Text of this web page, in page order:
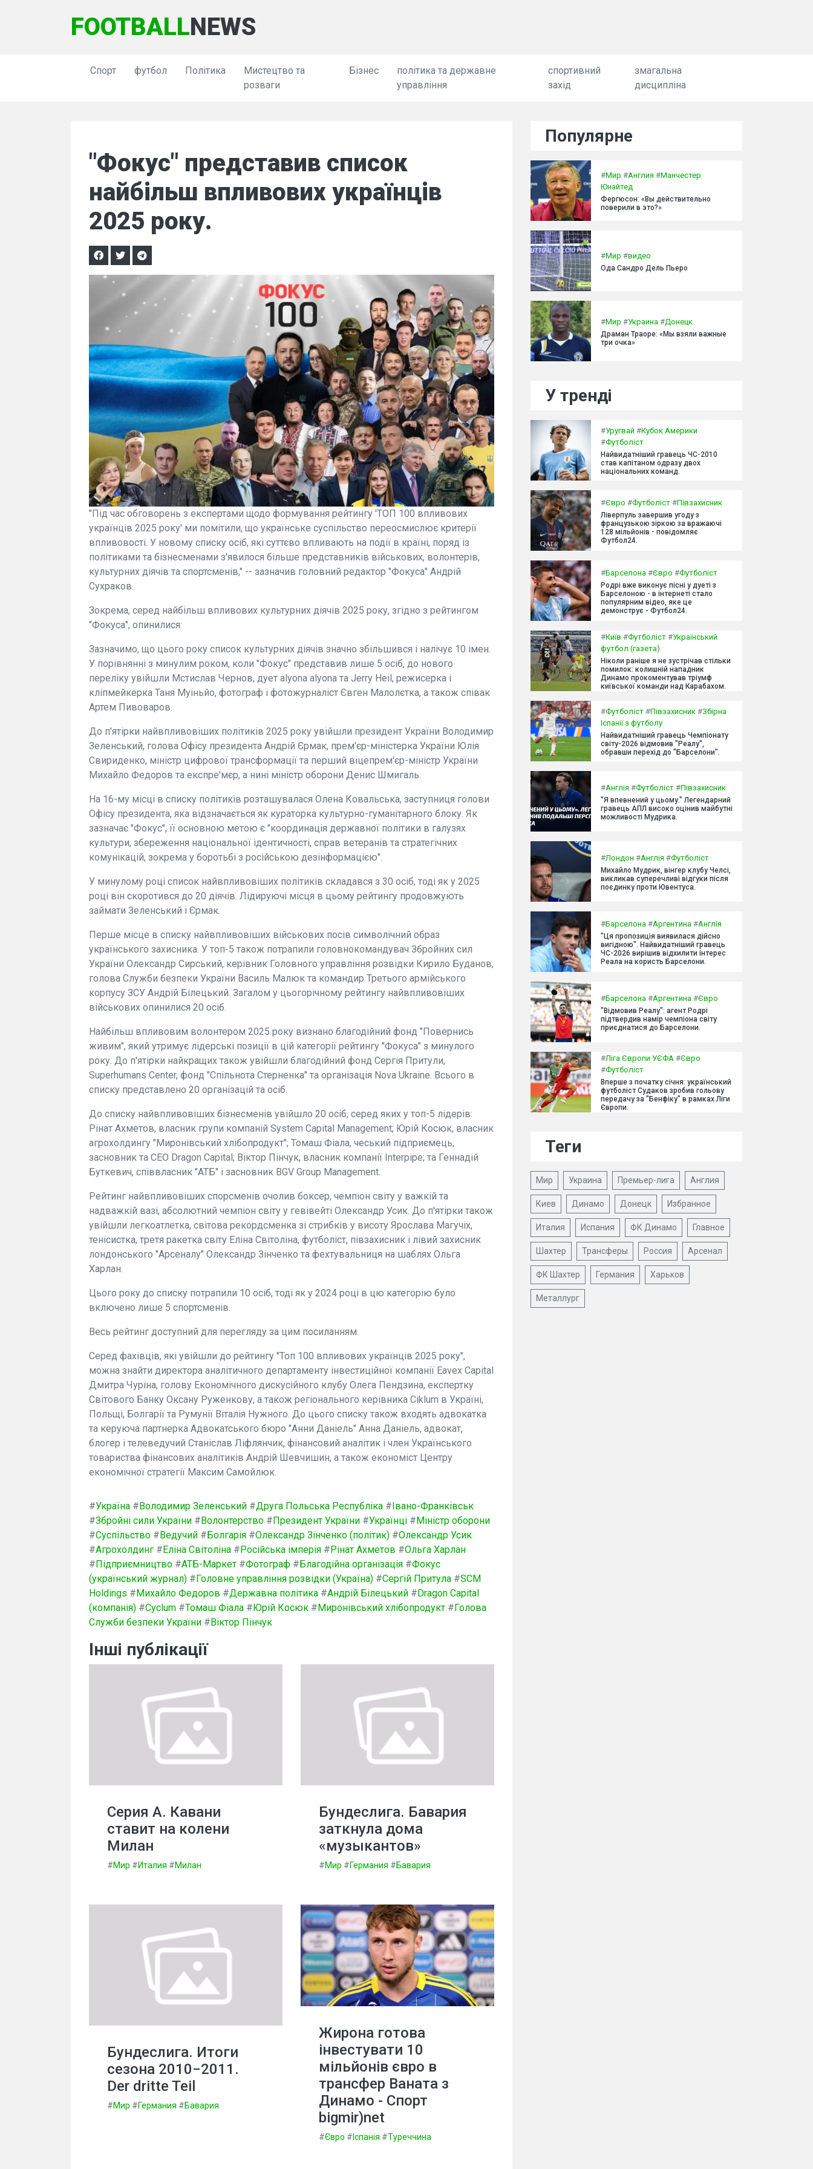
FOOTBALLNEWS
Спорт футбол Політика
Мистецтво та
розваги
Бізнес
політика та державне
управління
спортивний
захід
змагальна
дисципліна
"Фокус" представив список
найбільш впливових українців
2025 року.
"Під час обговорень з експертами щодо формування рейтингу 'ТОП 100 впливових
українців 2025 року' ми помітили, що українське суспільство переосмислює критерії
впливовості. У новому списку осіб, які суттєво впливають на події в країні, поряд із
політиками та бізнесменами з'явилося більше представників військових, волонтерів,
культурних діячів та спортсменів," -- зазначив головний редактор "Фокуса" Андрій
Сухраков.
Зокрема, серед найбільш впливових культурних діячів 2025 року, згідно з рейтингом
"Фокуса", опинилися:
Зазначимо, що цього року список культурних діячів значно збільшився і налічує 10 імен.
У порівнянні з минулим роком, коли "Фокус" представив лише 5 осіб, до нового
переліку увійшли Мстислав Чернов, дует alyona alyona та Jerry Heil, режисерка і
кліпмейкерка Таня Муіньйо, фотограф і фотожурналіст Євген Малолєтка, а також співак
Артем Пивоваров.
До п'ятірки найвпливовіших політиків 2025 року увійшли президент України Володимир
Зеленський, голова Офісу президента Андрій Єрмак, прем'єр-міністерка України Юлія
Свириденко, міністр цифрової трансформації та перший віцепрем'єр-міністр України
Михайло Федоров та експре'мєр, а нині міністр оборони Денис Шмигаль.
На 16-му місці в списку політиків розташувалася Олена Ковальська, заступниця голови
Офісу президента, яка відзначається як кураторка культурно-гуманітарного блоку. Як
зазначає "Фокус", її основною метою є "координація державної політики в галузях
культури, збереження національної ідентичності, справ ветеранів та стратегічних
комунікацій, зокрема у боротьбі з російською дезінформацією".
У минулому році список найвпливовіших політиків складався з 30 осіб, тоді як у 2025
році він скоротився до 20 діячів. Лідируючі місця в цьому рейтингу продовжують
займати Зеленський і Єрмак.
Перше місце в списку найвпливовіших військових посів символічний образ
українського захисника. У топ-5 також потрапили головнокомандувач Збройних сил
України Олександр Сирський, керівник Головного управління розвідки Кирило Буданов,
голова Служби безпеки України Василь Малюк та командир Третього армійського
корпусу ЗСУ Андрій Білецький. Загалом у цьогорічному рейтингу найвпливовіших
військових опинилися 20 осіб.
Найбільш впливовим волонтером 2025 року визнано благодійний фонд "Повернись
живим", який утримує лідерські позиції в цій категорії рейтингу "Фокуса" з минулого
року. До п'ятірки найкращих також увійшли благодійний фонд Сергія Притули,
Superhumans Center, фонд "Спільнота Стерненка" та організація Nova Ukraine. Всього в
списку представлено 20 організацій та осіб.
До списку найвпливовіших бізнесменів увійшло 20 осіб, серед яких у топ-5 лідерів:
Рінат Ахметов, власник групи компаній System Capital Management; Юрій Косюк, власник
агрохолдингу "Миронівський хлібопродукт"; Томаш Фіала, чеський підприємець,
засновник та CEO Dragon Capital; Віктор Пінчук, власник компанії Interpipe; та Геннадій
Буткевич, співвласник "АТБ" і засновник BGV Group Management.
Рейтинг найвпливовіших спорсменів очолив боксер, чемпіон світу у важкій та
надважкій вазі, абсолютний чемпіон світу у гевівейті Олександр Усик. До п'ятірки також
увійшли легкоатлетка, світова рекордсменка зі стрибків у висоту Ярослава Магучіх,
тенісистка, третя ракетка світу Еліна Світоліна, футболіст, півзахисник і лівий захисник
лондонського "Арсеналу" Олександр Зінченко та фехтувальниця на шаблях Ольга
Харлан.
Цього року до списку потрапили 10 осіб, тоді як у 2024 році в цю категорію було
включено лише 5 спортсменів.
Весь рейтинг доступний для перегляду за цим посиланням.
Серед фахівців, які увійшли до рейтингу "Топ 100 впливових українців 2025 року",
можна знайти директора аналітичного департаменту інвестиційної компанії Eavex Capital
Дмитра Чуріна, голову Економічного дискусійного клубу Олега Пендзина, експертку
Світового Банку Оксану Руженкову, а також регіонального керівника Ciklum в Україні,
Польщі, Болгарії та Румунії Віталія Нужного. До цього списку також входять адвокатка
та керуюча партнерка Адвокатського бюро "Анни Даніель" Анна Даніель, адвокат,
блогер і телеведучий Станіслав Ліфлянчик, фінансовий аналітик і член Українського
товариства фінансових аналітиків Андрій Шевчишин, а також економіст Центру
економічної стратегії Максим Самойлюк.
#Україна #Володимир Зеленський #Друга Польська Республіка #Івано-Франківськ
#Збройні сили України #Волонтерство #Президент України #Українці #Міністр оборони
#Суспільство #Ведучий #Болгарія #Олександр Зінченко (політик) #Олександр Усик
#Агрохолдинг #Еліна Світоліна #Російська імперія #Рінат Ахметов #Ольга Харлан
#Підприємництво #АТБ-Маркет #Фотограф #Благодійна організація #Фокус
(український журнал) #Головне управління розвідки (Україна) #Сергій Притула #SCM
Holdings #Михайло Федоров #Державна політика #Андрій Білецький #Dragon Capital
(компанія) #Cyclum #Томаш Фіала #Юрій Косюк #Миронівський хлібопродукт #Голова
Служби безпеки України #Віктор Пінчук
Інші публікації
Серия А. Кавани
ставит на колени
Милан
#Мир #Италия #Милан
Бундеслига. Бавария
заткнула дома
«музыкантов»
#Мир #Германия #Бавария
Бундеслига. Итоги
сезона 2010−2011.
Der dritte Teil
#Мир #Германия #Бавария
Жирона готова
інвестувати 10
мільйонів євро в
трансфер Ваната з
Динамо - Спорт
bigmir)net
#Євро # Іспанія #Туреччина
Популярне
#Мир #Англия #Манчестер
Юнайтед
Фергюсон: «Вы действительно
поверили в это?»
#Мир #видео
Ода Сандро Дель Пьеро
#Мир #Украина #Донецк
Драман Траоре: «Мы взяли важные
три очка»
У тренді
#Уругвай #Кубок Америки
#Футболіст
Найвидатніший гравець ЧС-2010
став капітаном одразу двох
національних команд.
#Євро #Футболіст #Півзахисник
Ліверпуль завершив угоду з
французькою зіркою за вражаючі
128 мільйонів - повідомляє
Футбол24.
#Барселона #Євро #Футболіст
Родрі вже виконує пісні у дуеті з
Барселоною - в інтернеті стало
популярним відео, яке це
демонструє - Футбол24.
#Київ #Футболіст #Український
футбол (газета)
Ніколи раніше я не зустрічав стільки
помилок: колишній нападник
Динамо прокоментував тріумф
київської команди над Карабахом.
#Футболіст #Півзахисник #Збірна
Іспанії з футболу
Найвидатніший гравець Чемпіонату
світу-2026 відмовив "Реалу",
обравши перехід до "Барселони".
#Англія #Футболіст #Півзахисник
"Я впевнений у цьому." Легендарний
гравець АПЛ високо оцінив майбутні
можливості Мудрика.
#Лондон #Англія #Футболіст
Михайло Мудрик, вінгер клубу Челсі,
викликав суперечливі відгуки після
поєдинку проти Ювентуса.
#Барселона #Аргентина #Англія
"Ця пропозиція виявилася дійсно
вигідною". Найвидатніший гравець
ЧС-2026 вирішив відхилити інтерес
Реала на користь Барселони.
#Барселона #Аргентина #Євро
"Відмовив Реалу": агент Родрі
підтвердив намір чемпіона світу
приєднатися до Барселони.
#Ліга Європи УЄФА #Євро
#Футболіст
Вперше з початку січня: український
футболіст Судаков зробив гольову
передачу за "Бенфіку" в рамках Ліги
Європи.
Теги
Мир Украина Премьер-лига Англия
Киев Динамо Донецк Избранное
Италия Испания ФК Динамо Главное
Шахтер Трансферы Россия Арсенал
ФК Шахтер Германия Харьков
Металлург